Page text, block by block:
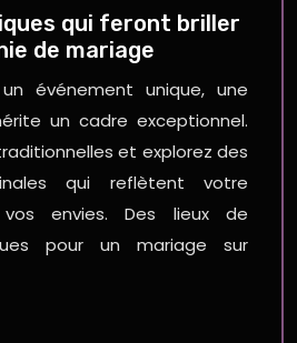
qui feront briller
de mariage
événement unique, une
un cadre exceptionnel.
et explorez des
qui reflètent votre
envies. Des lieux de
pour un mariage sur